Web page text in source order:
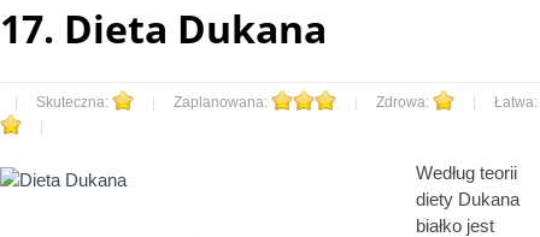
17. Dieta Dukana
| Skuteczna: | Zaplanowana: | Zdrowa: |
Łatwa:
|
Według teorii
diety Dukana
białko jest